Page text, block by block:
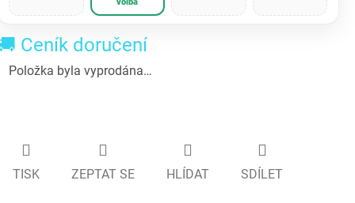
Ceník doručení
Položka byla vyprodána…
TISK ZEPTAT SE HLÍDAT SDÍLET